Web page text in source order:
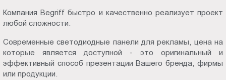
Компания Begriff быстро и качественно реализует проект
любой сложности.
Современные светодиодные панели для рекламы, цена на
которые является доступной - это оригинальный и
эффективный способ презентации Вашего бренда, фирмы
или продукции.